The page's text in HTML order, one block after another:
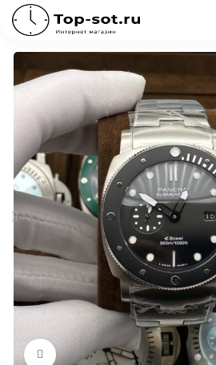
Нажмите, чтобы увеличить